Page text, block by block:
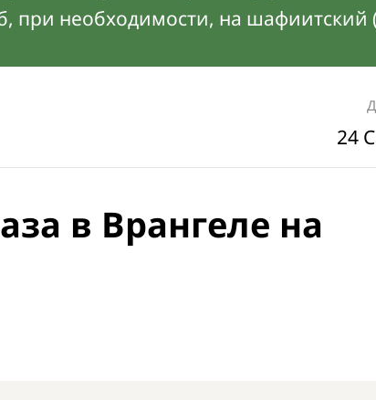
при необходимости, на
24
в Врангеле на